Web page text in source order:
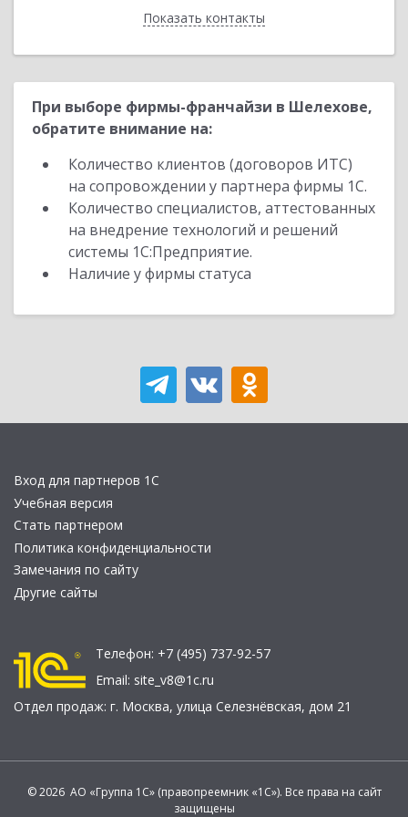
Показать контакты
Назад
При выборе фирмы-франчайзи в Шелехове,
обратите внимание на:
Количество клиентов (договоров ИТС)
на сопровождении у партнера фирмы 1С.
Количество специалистов, аттестованных
на внедрение технологий и решений
системы 1С:Предприятие.
Наличие у фирмы статуса
Вход для партнеров 1С
Учебная версия
Стать партнером
Политика конфиденциальности
Замечания по сайту
Другие сайты
Телефон: +7 (495) 737-92-57
Email: site_v8@1c.ru
Отдел продаж: г. Москва, улица Селезнёвская, дом 21
© 2026 АО «Группа 1С» (правопреемник «1С»). Все права на сайт
защищены